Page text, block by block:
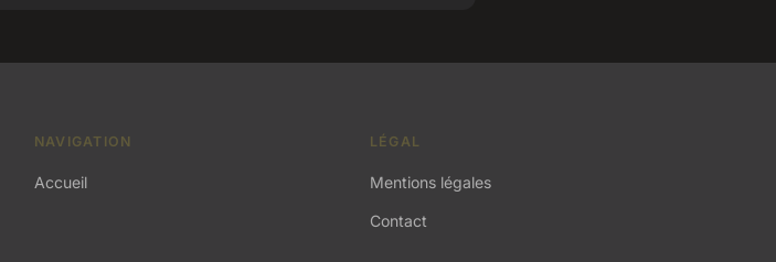
NAVIGATION
Accueil
LÉGAL
Mentions légales
Contact